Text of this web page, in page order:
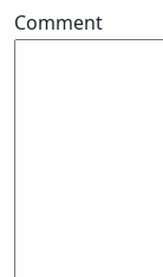
Comment